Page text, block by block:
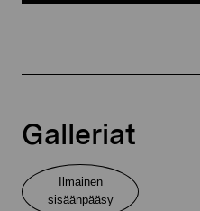
Galleriat
Ilmainen
sisäänpääsy